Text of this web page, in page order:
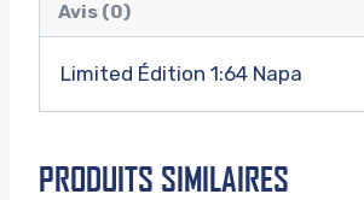
Avis (0)
Limited Édition 1:64 Napa
PRODUITS SIMILAIRES